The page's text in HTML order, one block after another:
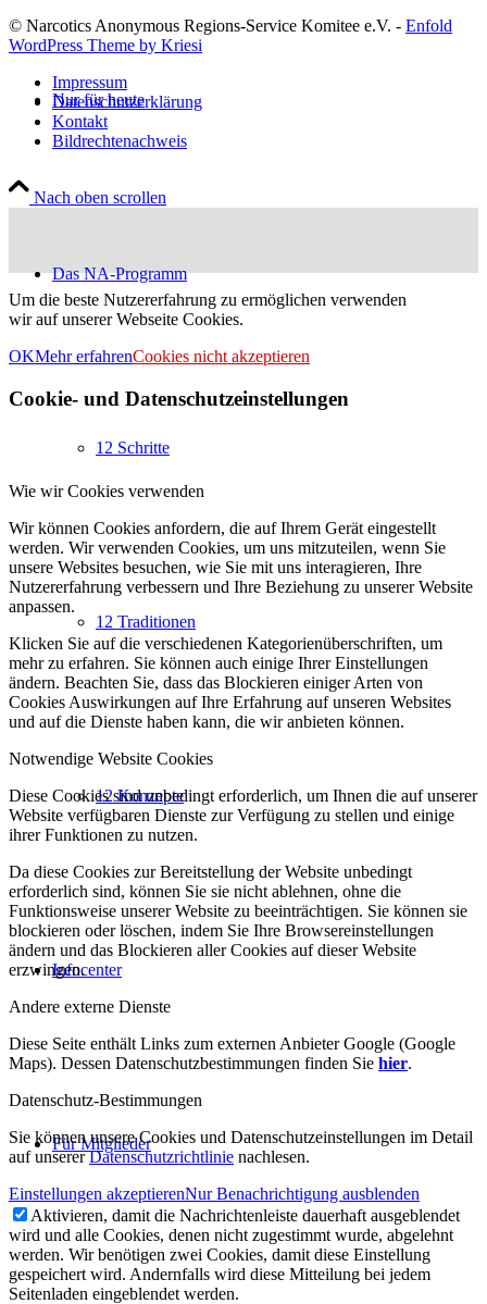
Nur für heute
Das NA-Programm
12 Schritte
12 Traditionen
12 Konzepte
Infocenter
Für Mitglieder
© Narcotics Anonymous Regions-Service Komitee e.V. - Enfold
WordPress Theme by Kriesi
Impressum
Datenschutzerklärung
Kontakt
Bildrechtenachweis
Nach oben scrollen
Um die beste Nutzererfahrung zu ermöglichen verwenden
wir auf unserer Webseite Cookies.
OKMehr erfahrenCookies nicht akzeptieren
Cookie- und Datenschutzeinstellungen
Wie wir Cookies verwenden
Wir können Cookies anfordern, die auf Ihrem Gerät eingestellt
werden. Wir verwenden Cookies, um uns mitzuteilen, wenn Sie
unsere Websites besuchen, wie Sie mit uns interagieren, Ihre
Nutzererfahrung verbessern und Ihre Beziehung zu unserer Website
anpassen.
Klicken Sie auf die verschiedenen Kategorienüberschriften, um
mehr zu erfahren. Sie können auch einige Ihrer Einstellungen
ändern. Beachten Sie, dass das Blockieren einiger Arten von
Cookies Auswirkungen auf Ihre Erfahrung auf unseren Websites
und auf die Dienste haben kann, die wir anbieten können.
Notwendige Website Cookies
Diese Cookies sind unbedingt erforderlich, um Ihnen die auf unserer
Website verfügbaren Dienste zur Verfügung zu stellen und einige
ihrer Funktionen zu nutzen.
Da diese Cookies zur Bereitstellung der Website unbedingt
erforderlich sind, können Sie sie nicht ablehnen, ohne die
Funktionsweise unserer Website zu beeinträchtigen. Sie können sie
blockieren oder löschen, indem Sie Ihre Browsereinstellungen
ändern und das Blockieren aller Cookies auf dieser Website
erzwingen.
Andere externe Dienste
Diese Seite enthält Links zum externen Anbieter Google (Google
Maps). Dessen Datenschutzbestimmungen finden Sie hier.
Datenschutz-Bestimmungen
Sie können unsere Cookies und Datenschutzeinstellungen im Detail
auf unsererDatenschutzrichtlinie nachlesen.
Einstellungen akzeptierenNur Benachrichtigung ausblenden
Aktivieren, damit die Nachrichtenleiste dauerhaft ausgeblendet
wird und alle Cookies, denen nicht zugestimmt wurde, abgelehnt
werden. Wir benötigen zwei Cookies, damit diese Einstellung
gespeichert wird. Andernfalls wird diese Mitteilung bei jedem
Seitenladen eingeblendet werden.